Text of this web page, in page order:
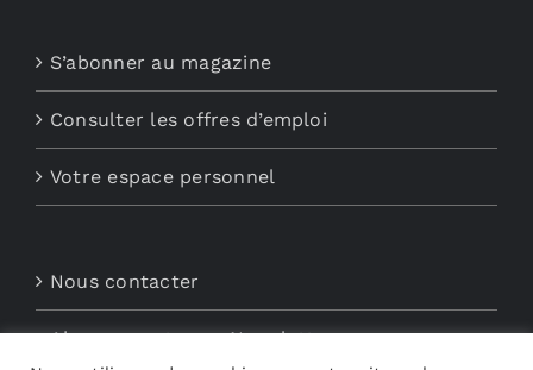
S’abonner au magazine
Consulter les offres d’emploi
Votre espace personnel
Nous contacter
Abonnements aux Newsletters